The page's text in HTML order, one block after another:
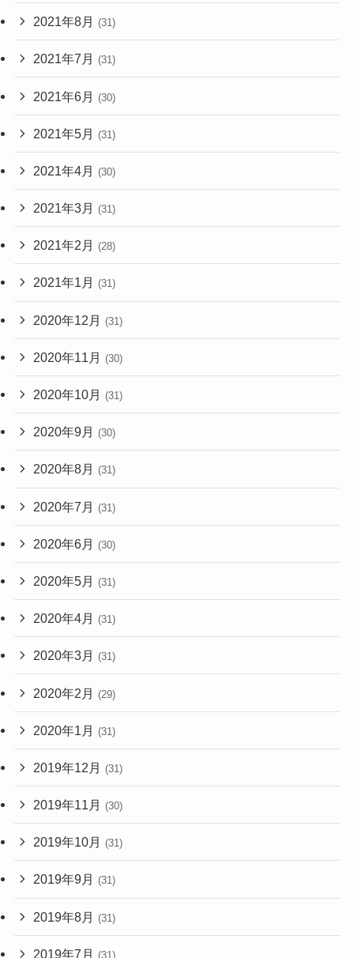
2021年8月 (31)
2021年7月 (31)
2021年6月 (30)
2021年5月 (31)
2021年4月 (30)
2021年3月 (31)
2021年2月 (28)
2021年1月 (31)
2020年12月 (31)
2020年11月 (30)
2020年10月 (31)
2020年9月 (30)
2020年8月 (31)
2020年7月 (31)
2020年6月 (30)
2020年5月 (31)
2020年4月 (31)
2020年3月 (31)
2020年2月 (29)
2020年1月 (31)
2019年12月 (31)
2019年11月 (30)
2019年10月 (31)
2019年9月 (31)
2019年8月 (31)
2019年7月 (31)